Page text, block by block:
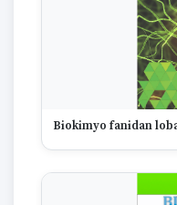
Biokimyo fanidan